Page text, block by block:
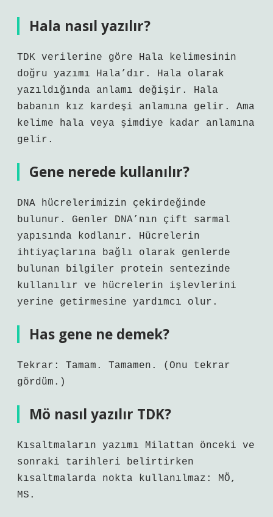
Hala nasıl yazılır?
TDK verilerine göre Hala kelimesinin
doğru yazımı Hala’dır. Hala olarak
yazıldığında anlamı değişir. Hala
babanın kız kardeşi anlamına gelir. Ama
kelime hala veya şimdiye kadar anlamına
gelir.
Gene nerede kullanılır?
DNA hücrelerimizin çekirdeğinde
bulunur. Genler DNA’nın çift sarmal
yapısında kodlanır. Hücrelerin
ihtiyaçlarına bağlı olarak genlerde
bulunan bilgiler protein sentezinde
kullanılır ve hücrelerin işlevlerini
yerine getirmesine yardımcı olur.
Has gene ne demek?
Tekrar: Tamam. Tamamen. (Onu tekrar
gördüm.)
Mö nasıl yazılır TDK?
Kısaltmaların yazımı Milattan önceki ve
sonraki tarihleri ​​belirtirken
kısaltmalarda nokta kullanılmaz: MÖ,
MS.